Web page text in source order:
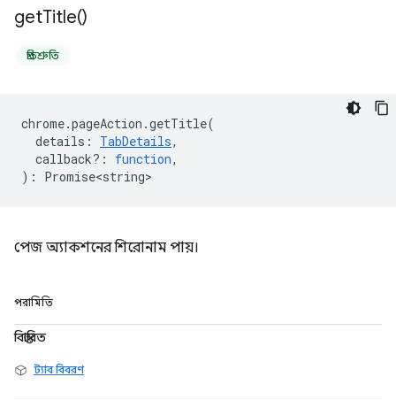
getTitle()
প্রতিশ্রুতি
chrome.pageAction .getTitle(
details : TabDetails,
callback? : function,
) : Promise<string>
পেজ অ্যাকশনের শিরোনাম পায়।
পরামিতি
বিস্তারিত
ট্যাব বিবরণ